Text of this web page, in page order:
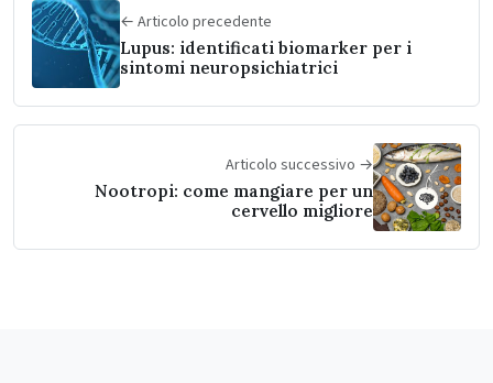
← Articolo precedente
Lupus: identificati biomarker per i
sintomi neuropsichiatrici
Articolo successivo →
Nootropi: come mangiare per un
cervello migliore